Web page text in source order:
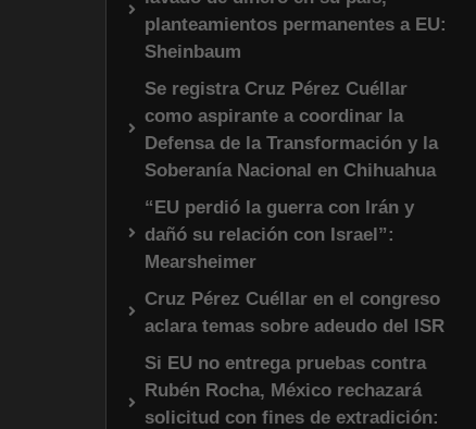
planteamientos permanentes a EU:
Sheinbaum
Se registra Cruz Pérez Cuéllar
como aspirante a coordinar la
Defensa de la Transformación y la
Soberanía Nacional en Chihuahua
“EU perdió la guerra con Irán y
dañó su relación con Israel”:
Mearsheimer
Cruz Pérez Cuéllar en el congreso
aclara temas sobre adeudo del ISR
Si EU no entrega pruebas contra
Rubén Rocha, México rechazará
solicitud con fines de extradición: